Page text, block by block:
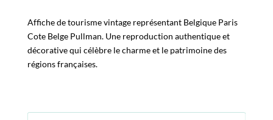
Affiche de tourisme vintage représentant Belgique Paris
Cote Belge Pullman. Une reproduction authentique et
décorative qui célèbre le charme et le patrimoine des
régions françaises.